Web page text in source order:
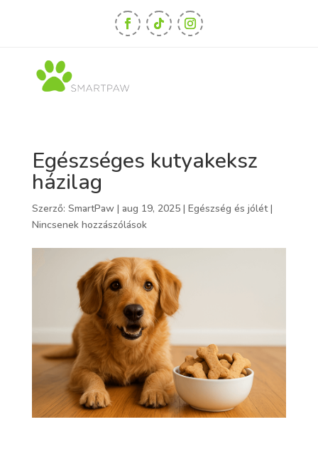
Egészséges kutyakeksz
házilag
Szerző: SmartPaw| aug 19, 2025| Egészség és jólét|
Nincsenek hozzászólások